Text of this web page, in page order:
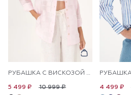
РУБАШКА С ВИСКОЗОЙ СВОБОДНАЯ
10 999 ₽
5 499 ₽ 4 499 ₽